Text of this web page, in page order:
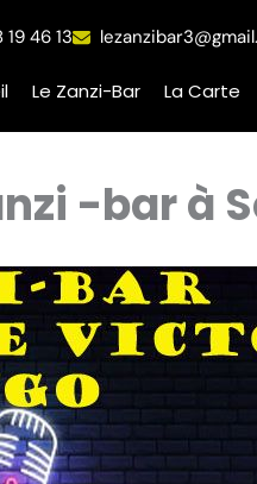
Le Zanzi-Bar La Carte
46 13
-bar à